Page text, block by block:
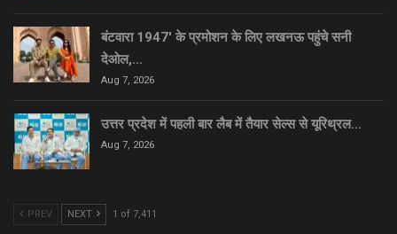
बंटवारा 1947′ के प्रमोशन के लिए लखनऊ पहुंचे सनी
देओल,…
Aug 7, 2026
उत्तर प्रदेश में पहली बार लैब में तैयार सेल्स से यूरिथ्रल…
Aug 7, 2026
PREV NEXT 1 of 7,411